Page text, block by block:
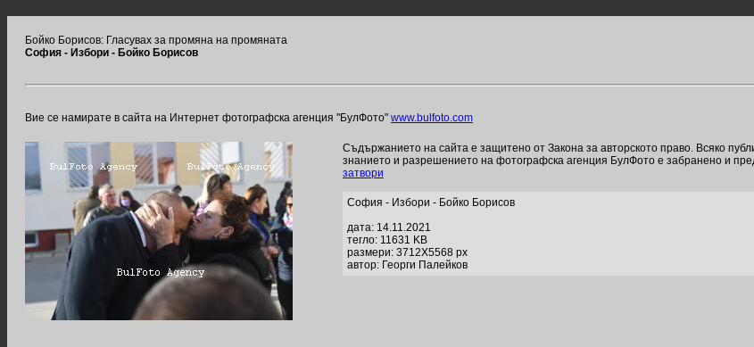
Бойко Борисов: Гласувах за промяна на промяната
София - Избори - Бойко Борисов
Вие се намирате в сайта на Интернет фотографска агенция "БулФото" www.bulfoto.com
Съдържанието на сайта е защитено от Закона за авторското право. Всяко
знанието и разрешението на фотографска агенция БулФото е забранено и
затвори
София - Избори - Бойко Борисов
дата: 14.11.2021
тегло: 11631 KB
размери: 3712X5568 px
автор: Георги Палейков